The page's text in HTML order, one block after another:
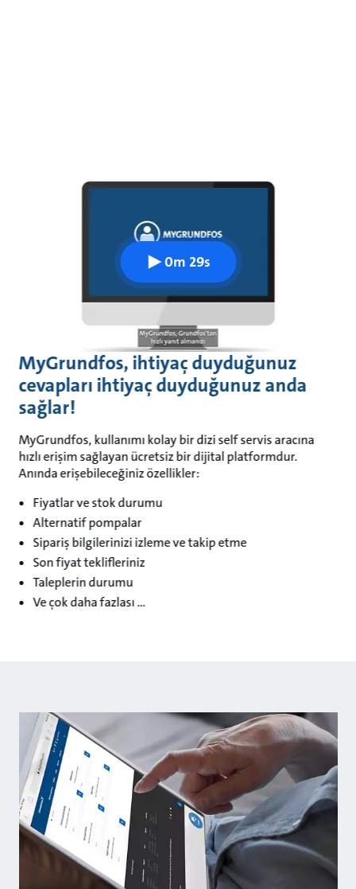
MyGrundfos, ihtiyaç duyduğunuz
cevapları ihtiyaç duyduğunuz anda
sağlar!
MyGrundfos, kullanımı kolay bir dizi self servis aracına
hızlı erişim sağlayan ücretsiz bir dijital platformdur.
Anında erişebileceğiniz özellikler:
Fiyatlar ve stok durumu
Alternatif pompalar
Sipariş bilgilerinizi izleme ve takip etme
Son fiyat teklifleriniz
Taleplerin durumu
Ve çok daha fazlası ...
0m 29s